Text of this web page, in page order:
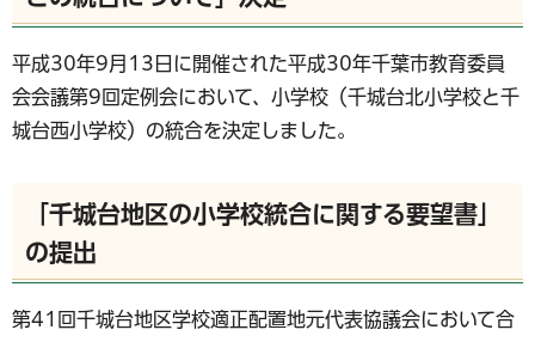
平成30年9月13日に開催された平成30年千葉市教育委員
会会議第9回定例会において、小学校（千城台北小学校と千
城台西小学校）の統合を決定しました。
「千城台地区の小学校統合に関する要望書」
の提出
第41回千城台地区学校適正配置地元代表協議会において合